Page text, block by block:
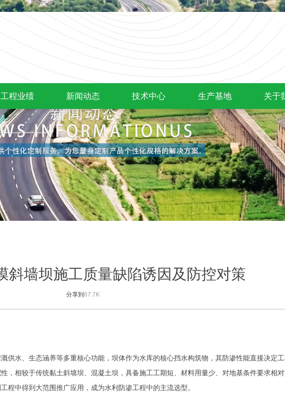
工程业绩 新闻动态 技术中心 生产基地 关于
斜墙坝施工质量缺陷诱因及防控对策
分享到 67.7K
供水、生态涵养等多重核心功能，坝体作为水库的核心挡水构筑物，其防渗性能直接决定工
，相较于传统黏土斜墙坝、混凝土坝，具备施工工期短、材料用量少、对地基条件要求相
程中得到大范围推广应用，成为水利防渗工程中的主流选型。